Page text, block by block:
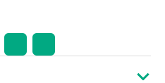
por motivos que
mudança nas
de